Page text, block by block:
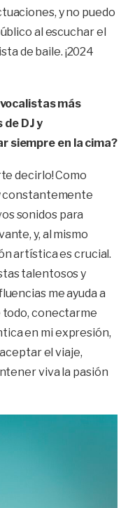
y no puedo
al escuchar el
de baile. ¡2024
más
DJ y
siempre en la cima?
decirlo! Como
constantemente
sonidos para
y, al mismo
artística es crucial.
talentosos y
me ayuda a
todo, conectarme
en mi expresión,
el viaje,
viva la pasión